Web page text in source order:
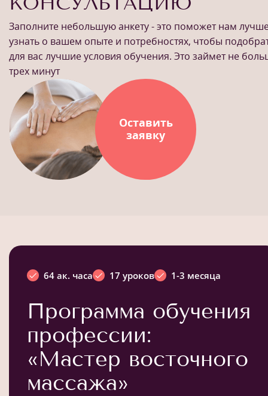
Заполните небольшую анкету - это поможет нам
узнать о вашем опыте и потребностях, чтобы
для вас лучшие условия обучения. Это займет не
трех минут
Оставить
заявку
64 ак. часа 17 уроков 1-3 месяца
Программа обучения
профессии:
«Мастер восточного
массажа»